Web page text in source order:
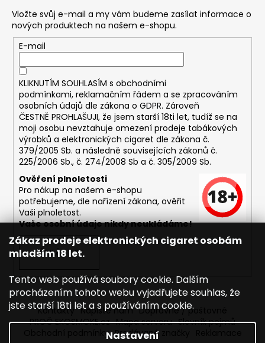
Zákaz prodeje elektronických cigaret osobám
mladším 18 let.
Tento web používá soubory cookie. Dalším
procházením tohoto webu vyjadřujete souhlas, že
jste starší 18ti let a s používáním cookie.
Nastavení
o
p
o
u
u
m
DEKANG
DESERT
SHIP
10ML
11MG
169
Kč
Původně:
Kč
Vložte svůj e-mail a my vám budeme zasílat informace o
nových produktech na našem e-shopu.
E-mail
KLIKNUTÍM SOUHLASÍM s obchodními
podmínkami, reklamačním řádem a se zpracováním
osobních údajů dle zákona o GDPR. Zároveň
ČESTNĚ PROHLAŠUJI, že jsem starší 18ti let, tudíž se na
moji osobu nevztahuje omezení prodeje tabákových
výrobků a elektronických cigaret dle zákona č.
379/2005 Sb. a následně souvisejících zákonů č.
225/2006 Sb., č. 274/2008 Sb a č. 305/2009 Sb.
Ověření plnoletosti
Pro nákup na našem e-shopu
potřebujeme, dle nařízení zákona, ověřit
Vaši plnoletost.
Vaše osobní údaje nikdy neukládáme!
PŘIHLÁSIT SE
Kontakty Napište nám Dopravné / poštovné
PROČ EKOSMOKE.cz Mapa serveru Slovník pojmů
Obchodní podmínky Prodávané značky